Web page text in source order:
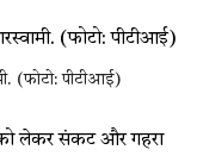
(फोटो: पीटीआई)
लेकर संकट और गहरा